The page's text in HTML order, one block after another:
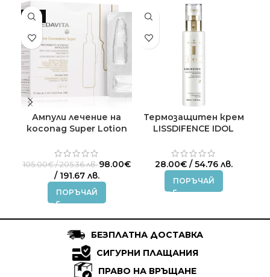
-7%
Ампули лечение на
косопад Super Lotion
12×7мл.
105.00€/ 205.36 лв.Original
price
was:
205.36 лв..
98.00€
/ 191.67 лв.Текущата
цена
/
191.67 лв..
ПОРЪЧАЙ
Термозащитен крем
LISSDIFENCE IDOL
28.00€/ 54.76 лв.
ПОРЪЧАЙ
БЕЗПЛАТНА ДОСТАВКА
СИГУРНИ ПЛАЩАНИЯ
ПРАВО НА ВРЪЩАНЕ